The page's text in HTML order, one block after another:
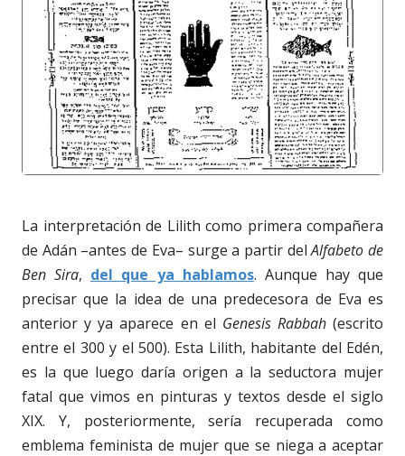
La interpretación de Lilith como primera compañera
de Adán –antes de Eva– surge a partir delAlfabeto de
Ben Sira, del que ya hablamos. Aunque hay que
precisar que la idea de una predecesora de Eva es
anterior y ya aparece en el Genesis Rabbah(escrito
entre el 300 y el 500). Esta Lilith, habitante del Edén,
es la que luego daría origen a la seductora mujer
fatal que vimos en pinturas y textos desde el siglo
XIX. Y, posteriormente, sería recuperada como
emblema feminista de mujer que se niega a aceptar